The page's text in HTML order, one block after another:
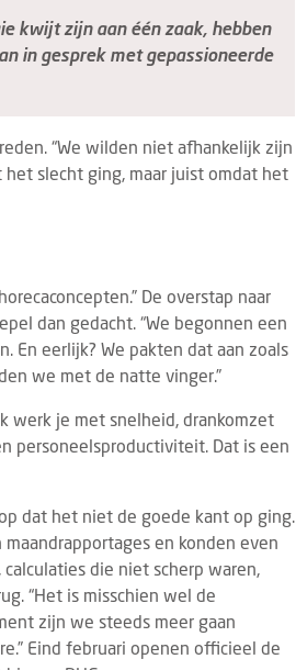
kwijt zijn aan één zaak, hebben
in gesprek met gepassioneerde
“We wilden niet afhankelijk zijn
slecht ging, maar juist omdat het
De overstap naar
dan gedacht. “We begonnen een
En eerlijk? We pakten dat aan zoals
we met de natte vinger.”
werk je met snelheid, drankomzet
personeelsproductiviteit. Dat is een
dat het niet de goede kant op ging.
en konden even
die niet scherp waren,
“Het is misschien wel de
zijn we steeds meer gaan
Eind februari openen officieel de